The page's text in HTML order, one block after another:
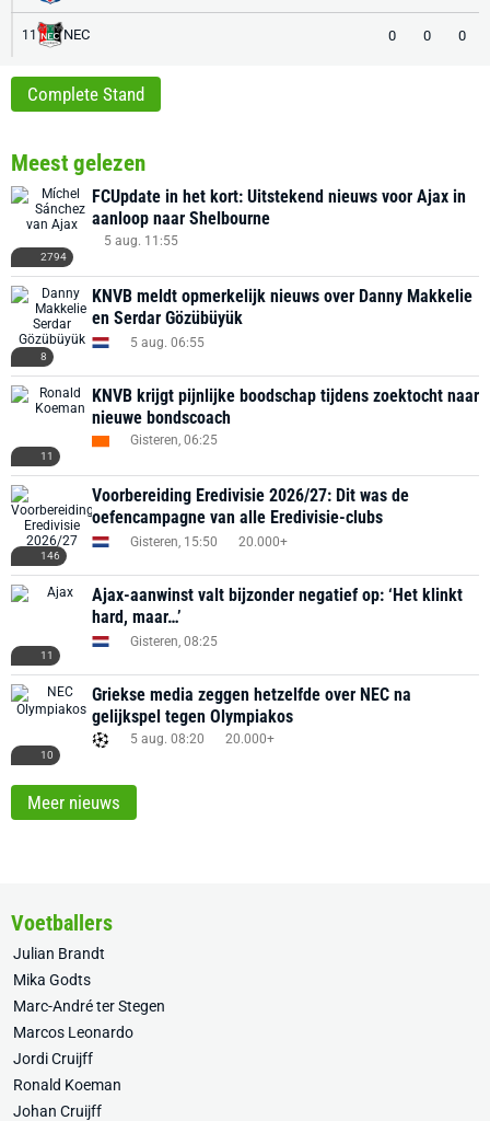
11 NEC 0 0 0
Complete Stand
Meest gelezen
2794
FCUpdate in het kort: Uitstekend nieuws voor Ajax in
aanloop naar Shelbourne
5 aug. 11:55
8
KNVB meldt opmerkelijk nieuws over Danny Makkelie
en Serdar Gözübüyük
5 aug. 06:55
11
KNVB krijgt pijnlijke boodschap tijdens zoektocht naar
nieuwe bondscoach
Gisteren, 06:25
146
Voorbereiding Eredivisie 2026/27: Dit was de
oefencampagne van alle Eredivisie-clubs
Gisteren, 15:50 20.000+
11
Ajax-aanwinst valt bijzonder negatief op: ‘Het klinkt
hard, maar…’
Gisteren, 08:25
10
Griekse media zeggen hetzelfde over NEC na
gelijkspel tegen Olympiakos
5 aug. 08:20 20.000+
Meer nieuws
Voetballers
Julian Brandt
Mika Godts
Marc-André ter Stegen
Marcos Leonardo
Jordi Cruijff
Ronald Koeman
Johan Cruijff